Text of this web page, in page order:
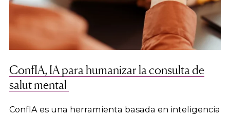
ConfIA, IA para humanizar la consulta de
salut mental
ConfIA es una herramienta basada en inteligencia